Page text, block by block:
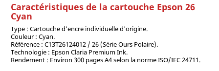
Caractéristiques de la cartouche Epson 26
Cyan
Type : Cartouche d'encre individuelle d'origine.
Couleur : Cyan.
Référence : C13T26124012 / 26 (Série Ours Polaire).
Technologie : Epson Claria Premium Ink.
Rendement : Environ 300 pages A4 selon la norme ISO/IEC 24711.